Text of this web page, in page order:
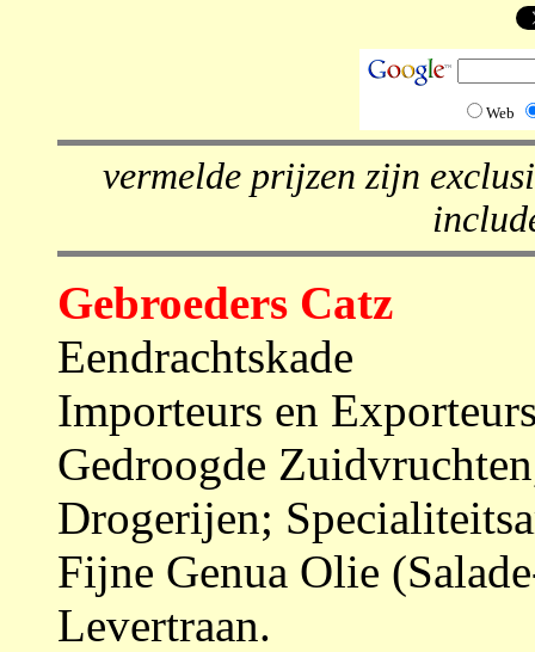
Web
vermelde prijzen zijn
Gebroeders Catz
Eendrachtskade
Importeurs en
Gedroogde
Drogerijen;
Fijne Genua Olie
Levertraan.